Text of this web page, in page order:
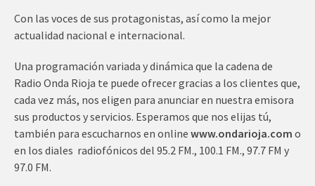
Con las voces de sus protagonistas, así como la mejor
actualidad nacional e internacional.
Una programación variada y dinámica que la cadena de
Radio Onda Rioja te puede ofrecer gracias a los clientes que,
cada vez más, nos eligen para anunciar en nuestra emisora
sus productos y servicios. Esperamos que nos elijas tú,
también para escucharnos en online www.ondarioja.com o
en los diales radiofónicos del 95.2 FM., 100.1 FM., 97.7 FM y
97.0 FM.